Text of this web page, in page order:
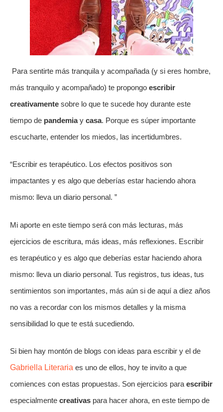
Para sentirte más tranquila y acompañada (y si eres hombre,
más tranquilo y acompañado) te propongo escribir
creativamente sobre lo que te sucede hoy durante este
tiempo de pandemiay casa. Porque es súper importante
escucharte, entender los miedos, las incertidumbres.
“Escribir es terapéutico. Los efectos positivos son
impactantes y es algo que deberías estar haciendo ahora
mismo: lleva un diario personal. ”
Mi aporte en este tiempo será con más lecturas, más
ejercicios de escritura, más ideas, más reflexiones. Escribir
es terapéutico y es algo que deberías estar haciendo ahora
mismo: lleva un diario personal. Tus registros, tus ideas, tus
sentimientos son importantes, más aún si de aquí a diez años
no vas a recordar con los mismos detalles y la misma
sensibilidad lo que te está sucediendo.
Si bien hay montón de blogs con ideas para escribir y el de
Gabriella Literaria es uno de ellos, hoy te invito a que
comiences con estas propuestas. Son ejercicios para escribir
especialmente creativas para hacer ahora, en este tiempo de